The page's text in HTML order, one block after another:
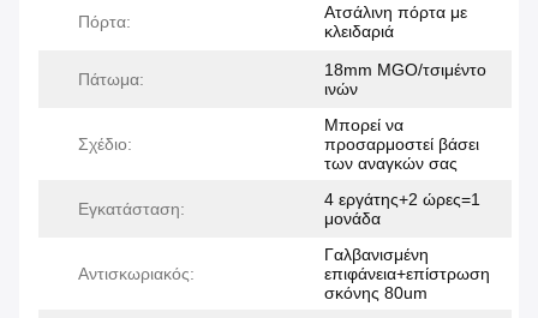
Πόρτα:
Ατσάλινη πόρτα με
κλειδαριά
Πάτωμα:
18mm MGO/τσιμέντο
ινών
Σχέδιο:
Μπορεί να
προσαρμοστεί βάσει
των αναγκών σας
Εγκατάσταση:
4 εργάτης+2 ώρες=1
μονάδα
Αντισκωριακός:
Γαλβανισμένη
επιφάνεια+επίστρωση
σκόνης 80um